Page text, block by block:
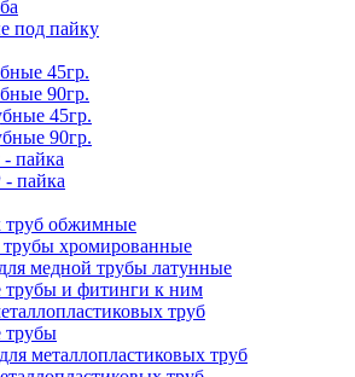
под пайку
45гр.
90гр.
45гр.
90гр.
пайка
- пайка
обжимные
хромированные
медной трубы латунные
трубы и фитинги к ним
труб
трубы
металлопластиковых труб